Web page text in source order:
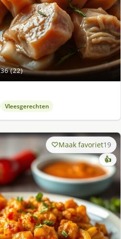
(22)
Vleesgerechten
Maak favoriet19
👍